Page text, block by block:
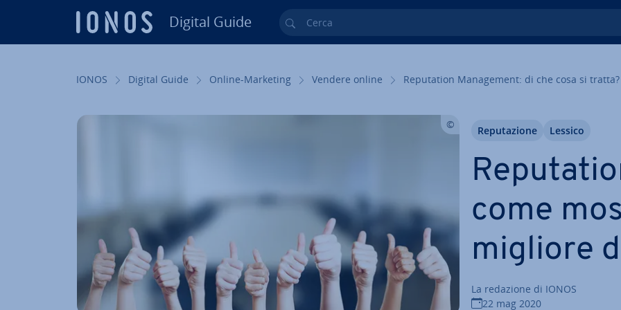
Digital Guide Cerca
IONOS Digital Guide Online-Marketing Vendere online Re­pu­ta­tion Ma­na­ge­ment: di che cosa si tratta?
come
migliore
La redazione di IONOS
22 mag 2020
Re­pu­ta­zio­ne Lessico